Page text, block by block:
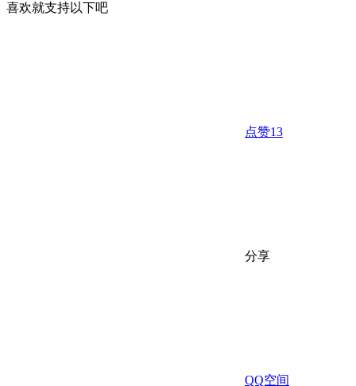
喜欢就支持以下吧
点赞13
分享
QQ空间